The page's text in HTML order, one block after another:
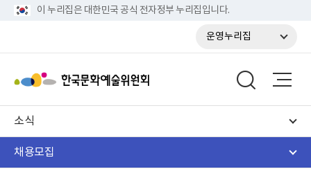
이 누리집은 대한민국 공식 전자정부 누리집입니다.
운영누리집
소식
채용모집